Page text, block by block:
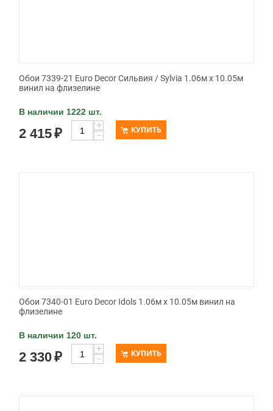
Обои 7339-21 Euro Decor Сильвия / Sylvia 1.06м x 10.05м
винил на флизелине
В наличии 1222 шт.
2 415₽
+
−
КУПИТЬ
Обои 7340-01 Euro Decor Idols 1.06м x 10.05м винил на
флизелине
В наличии 120 шт.
2 330₽
+
−
КУПИТЬ